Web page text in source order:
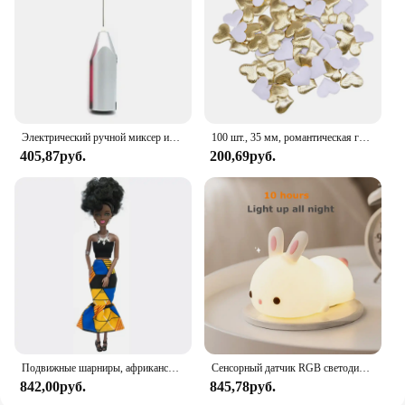
items, allowing you to quickly grab what you need
without any hassle. With its user-friendly features
and practical design, the Syntus Makeup Organizer
is not just a storage solution but a tool that enhances
405,87руб.
100 шт., 35 мм, романтическая губка, атласная ткань, лепестки в форме сердца, свадебные конфетти, настольная кровать, лепестки в форме сердца, свадебное украшение на день Святого Валентина
200,69руб.
842,00руб.
Сенсорный датчик RGB светодиодный ночник с кроликом, 16 цветов, USB перезаряжаемая силиконовая лампа в виде кролика для детей, детские игрушки, подарок на фестиваль
845,78руб.